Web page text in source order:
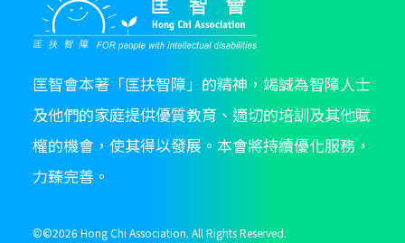
匡智會本著「匡扶智障」的精神，竭誠為智障人士
及他們的家庭提供優質教育、適切的培訓及其他賦
權的機會，使其得以發展。本會將持續優化服務，
力臻完善。
©©2026 Hong Chi Association. All Rights Reserved.